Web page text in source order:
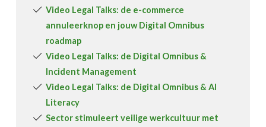
Video Legal Talks: de e-commerce
annuleerknop en jouw Digital Omnibus
roadmap
Video Legal Talks: de Digital Omnibus &
Incident Management
Video Legal Talks: de Digital Omnibus & AI
Literacy
Sector stimuleert veilige werkcultuur met